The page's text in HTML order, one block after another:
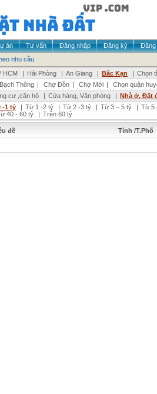
án Tư vấn Đăng nhập Đăng ký
Đăng
nhu cầu
HCM | Hải Phòng | An Giang | Bắc Kạn | Chọn
Bạch Thông | Chợ Đồn | Chợ Mới |
Chọn quận
cư ,căn hộ | Cửa hàng, Văn phòng | Nhà ở, Đất
-1 tỷ | Từ 1 -2 tỷ | Từ 2 -3 tỷ | Từ 3 – 5 tỷ | Từ 5
40 - 60 tỷ | Trên 60 tỷ
đề Tỉnh /T.Phố